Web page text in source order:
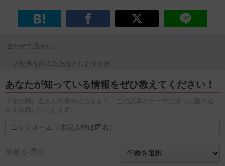
合わせて読みたい
この記事を読んだあなたにおすすめ
あなたが知っている情報をぜひ教えてください！
※他の飼い主さんの参考になるよう、この記事のテーマに沿った書き込
みをお願いいたします。
年齢を選択